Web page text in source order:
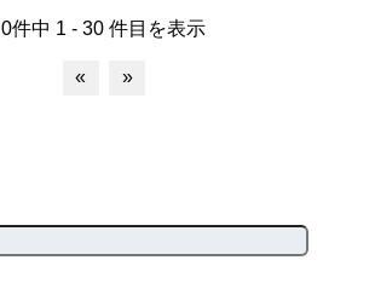
0件中 1 - 30 件目を表示
« »